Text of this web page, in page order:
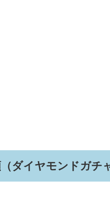
ダイヤモンドガチャ